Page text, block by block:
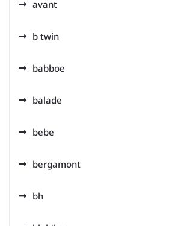
avant
b twin
babboe
balade
bebe
bergamont
bh